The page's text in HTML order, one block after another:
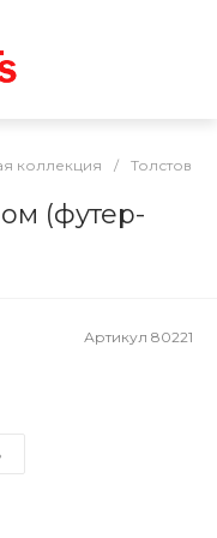
коллекция / Толстовки
(футер-
Артикул 80221